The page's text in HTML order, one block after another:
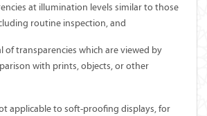
at illumination levels similar to those
routine inspection, and
of transparencies which are viewed by
with prints, objects, or other
applicable to soft-proofing displays, for